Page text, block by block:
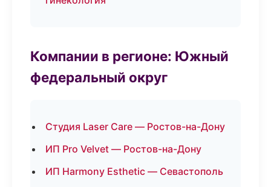
Компании в регионе: Южный
федеральный округ
Студия Laser Care — Ростов-на-Дону
ИП Pro Velvet — Ростов-на-Дону
ИП Harmony Esthetic — Севастополь